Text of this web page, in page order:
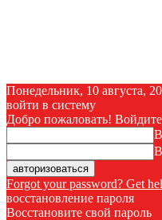
Понедельник, 10 августа,
войти в систему
Добро пожаловать!
Forgot your password? Get
восстановление пароля
Восстановите свой пароль